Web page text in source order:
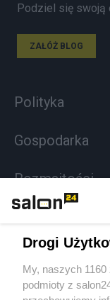
Podziel się swoją
ZAŁÓŻ BLOG
Polityka
Gospodarka
Rozmaitości
Sport
Drogi
My, naszych
podmioty z